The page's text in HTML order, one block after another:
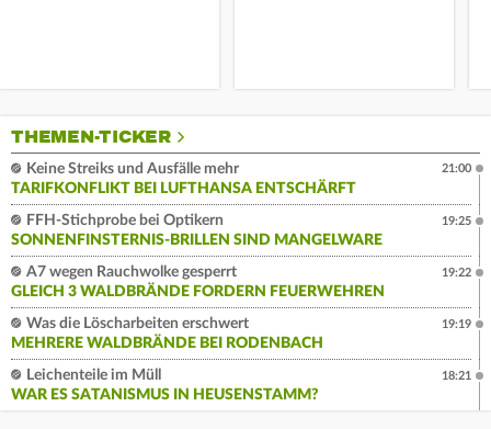
THEMEN-TICKER
Keine Streiks und Ausfälle mehr
TARIFKONFLIKT BEI LUFTHANSA ENTSCHÄRFT
21:00
FFH-Stichprobe bei Optikern
SONNENFINSTERNIS-BRILLEN SIND MANGELWARE
19:25
A7 wegen Rauchwolke gesperrt
GLEICH 3 WALDBRÄNDE FORDERN FEUERWEHREN
19:22
Was die Löscharbeiten erschwert
MEHRERE WALDBRÄNDE BEI RODENBACH
19:19
Leichenteile im Müll
WAR ES SATANISMUS IN HEUSENSTAMM?
18:21